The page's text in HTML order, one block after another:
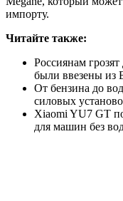
импорту.
Читайте также:
Россиянам
были ввезены
От бензина до
силовых
Xiaomi YU7 GT
для машин без